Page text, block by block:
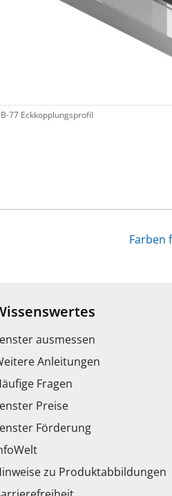
77 Eckkopplungsprofil
Farben
ausmessen
Anleitungen
Fragen
Preise
Förderung
zu Produktabbildungen